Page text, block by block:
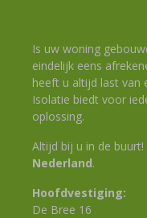
Is uw woning
eindelijk eens
heeft u altijd last van
Isolatie biedt voor
oplossing.
Altijd bij u in de buurt!
Nederland.
Hoofdvestiging:
De Bree 16